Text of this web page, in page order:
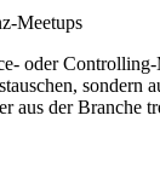
Meetups
oder
sondern
aus der Branche